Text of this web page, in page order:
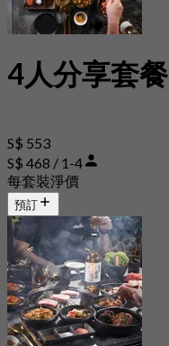
4人分享套餐
S$ 553
S$ 468 / 1-4
每套裝淨價
預訂